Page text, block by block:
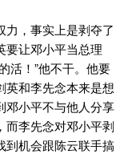
力，事实上是剥夺了
要让邓小平当总理
活！”他不干。他要
英和李先念本来是想
邓小平不与他人分享
而李先念对邓小平剥
到机会跟陈云联手搞